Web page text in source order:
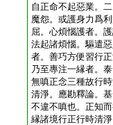
自正命不起惡業。
魔怨。或護身力爲
屈。心煩惱護者。
法起諸煩惱。驅遣
者。善巧方便習行
乃至專注一縁者。
無嗔正念三種故行
清淨。應勘釋論。
不違不嗔也。正知
縁諸境行正行時清